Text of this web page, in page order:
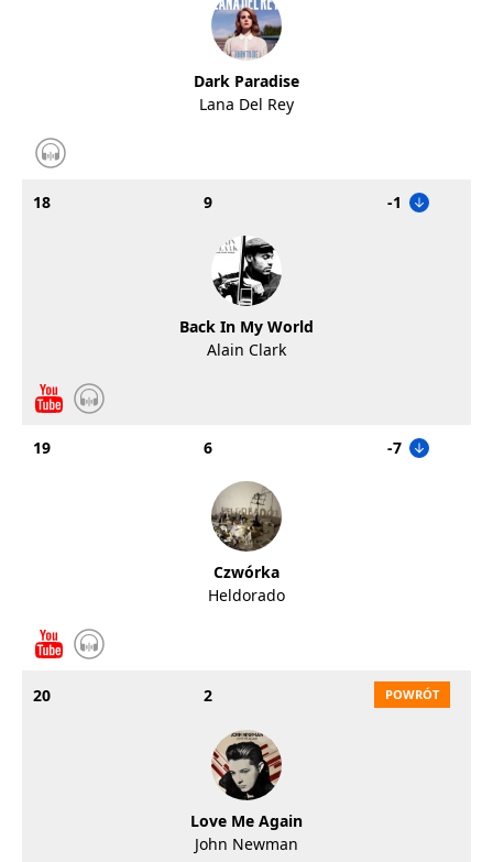
Dark Paradise
Lana Del Rey
18 9 -1
Back In My World
Alain Clark
19 6 -7
Czwórka
Heldorado
20 2
Love Me Again
John Newman